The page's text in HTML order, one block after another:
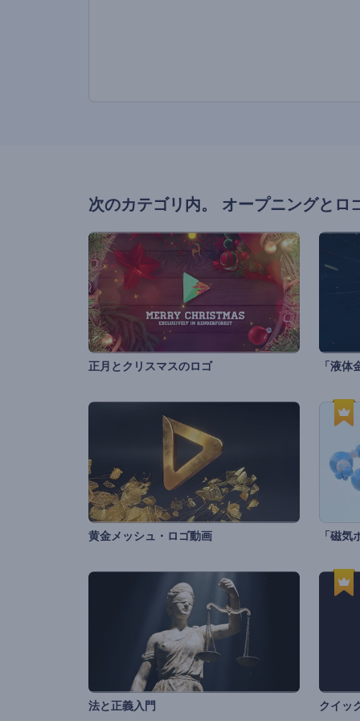
次のカテゴリ内。 オープニングとロ
正月とクリスマスのロゴ 「液
黄金メッシュ・ロゴ動画 「磁
法と正義入門 クイッ